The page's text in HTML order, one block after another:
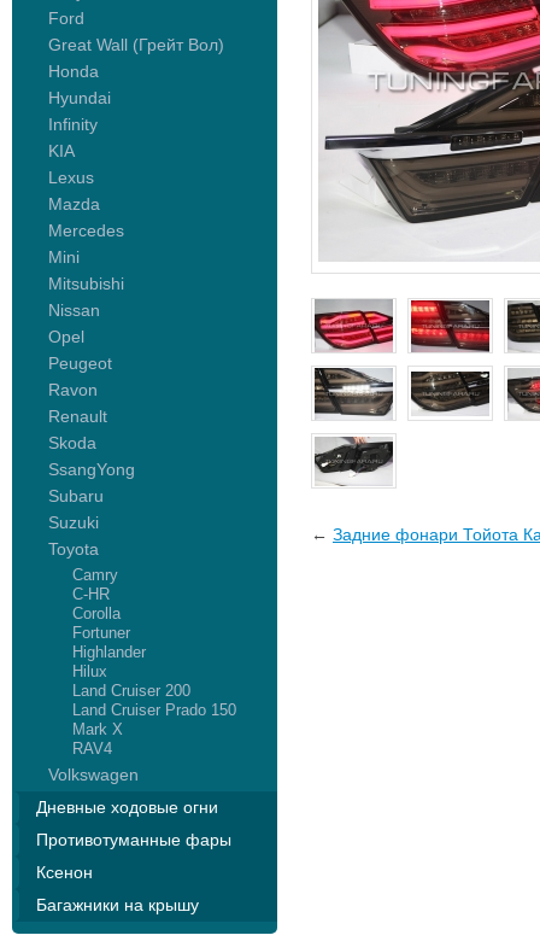
Ford
Great Wall (Грейт Вол)
Honda
Hyundai
Infinity
KIA
Lexus
Mazda
Mercedes
Mini
Mitsubishi
Nissan
Opel
Peugeot
Ravon
Renault
Skoda
SsangYong
Subaru
Suzuki
Toyota
Camry
C-HR
Corolla
Fortuner
Highlander
Hilux
Land Cruiser 200
Land Cruiser Prado 150
Mark X
RAV4
Volkswagen
Дневные ходовые огни
Противотуманные фары
Ксенон
Багажники на крышу
← Задние фонари Тойота